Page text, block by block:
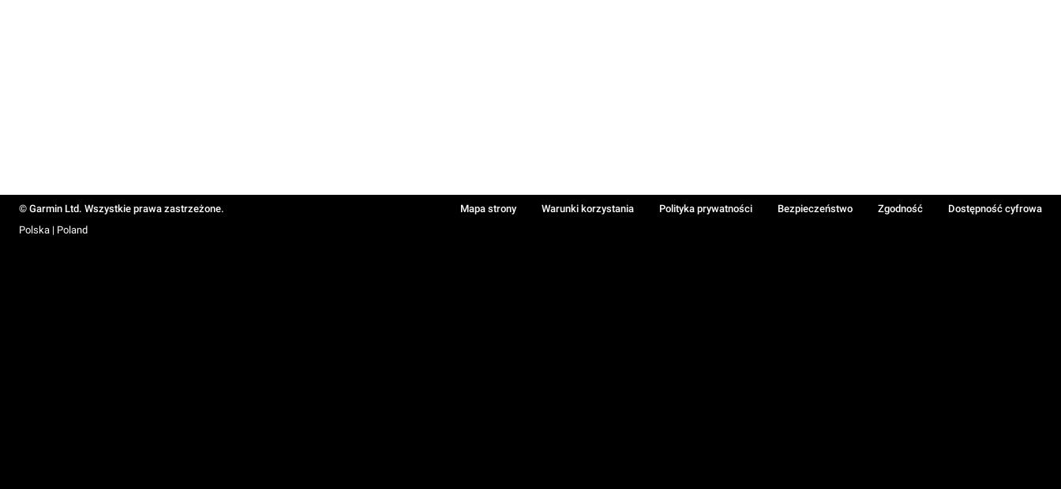
© Garmin Ltd. Wszystkie prawa zastrzeżone. Mapa strony Warunki korzystania Polityka prywatności Bezpieczeństwo Zgodność
Dostępność cyfrowa
Polska | Poland